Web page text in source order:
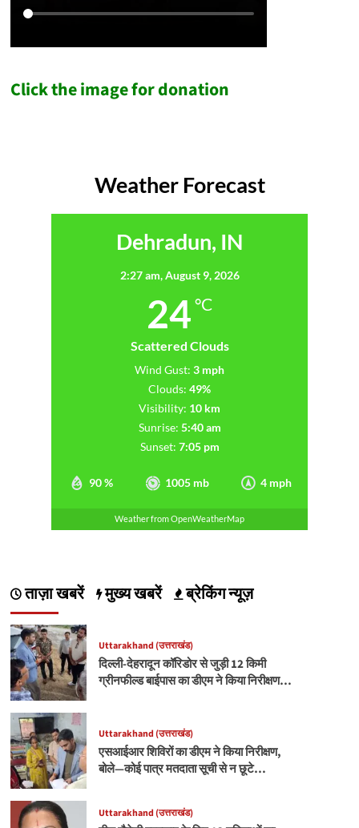
Click the image for donation
Weather Forecast
Dehradun, IN
2:27 am,August 9, 2026
24 °C
Scattered Clouds
90 % 1005 mb 4 mph
Wind Gust: 3 mph
Clouds: 49%
Visibility: 10 km
Sunrise: 5:40 am
Sunset: 7:05 pm
Weather from OpenWeatherMap
ताज़ा खबरें मुख्य खबरें ब्रेकिंग न्यूज़
Uttarakhand (उत्तराखंड)
दिल्ली-देहरादून कॉरिडोर से जुड़ी 12 किमी
ग्रीनफील्ड बाईपास का डीएम ने किया निरीक्षण…
Uttarakhand (उत्तराखंड)
एसआईआर शिविरों का डीएम ने किया निरीक्षण,
बोले—कोई पात्र मतदाता सूची से न छूटे…
Uttarakhand (उत्तराखंड)